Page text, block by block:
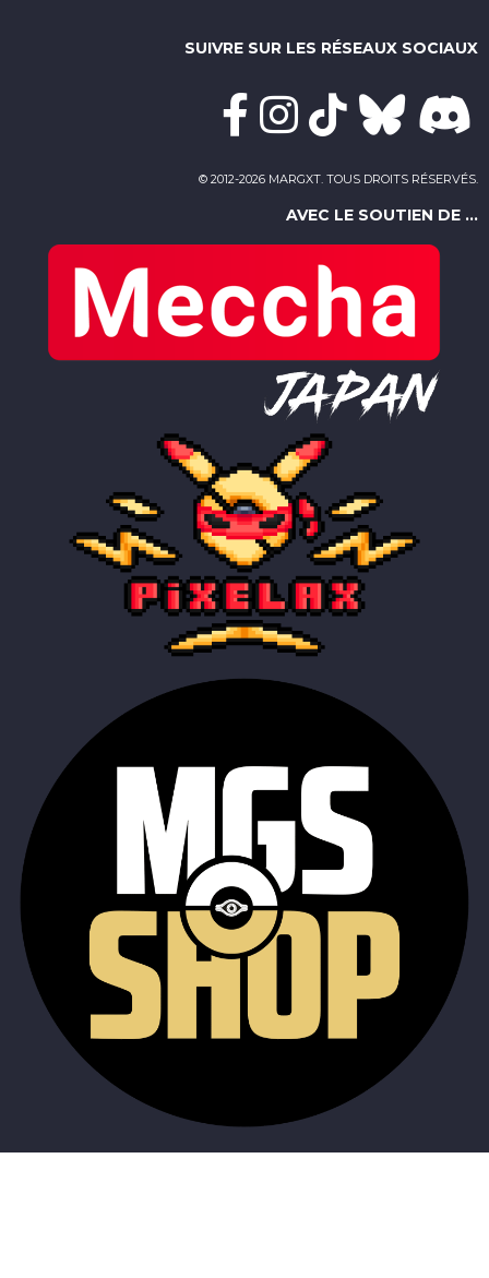
SUIVRE SUR LES RÉSEAUX SOCIAUX
© 2012-2026 MARGXT. TOUS DROITS RÉSERVÉS.
AVEC LE SOUTIEN DE ...